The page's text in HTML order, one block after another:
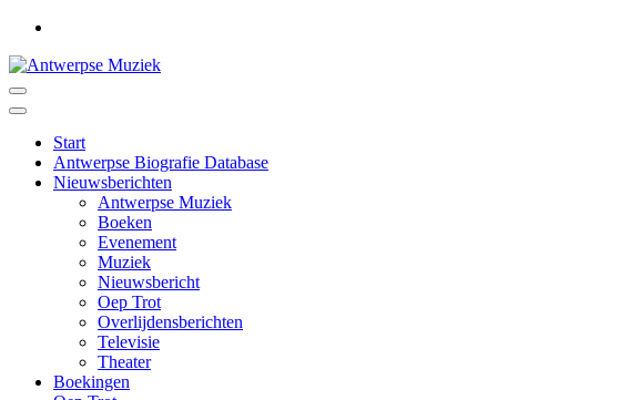
inhoud
(druk
op
Start
Antwerpse Biografie Database
Nieuwsberichten
Antwerpse Muziek
Boeken
Evenement
Muziek
Nieuwsbericht
Oep Trot
Overlijdensberichten
Televisie
Theater
Boekingen